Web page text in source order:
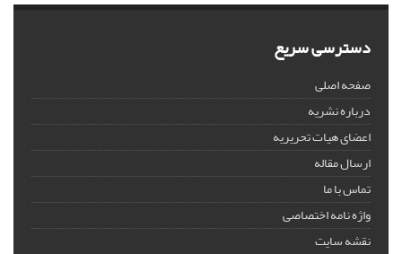
دسترسی سریع
صفحه اصلی
درباره نشریه
اعضای هیات تحریریه
ارسال مقاله
تماس با ما
واژه نامه اختصاصی
نقشه سایت